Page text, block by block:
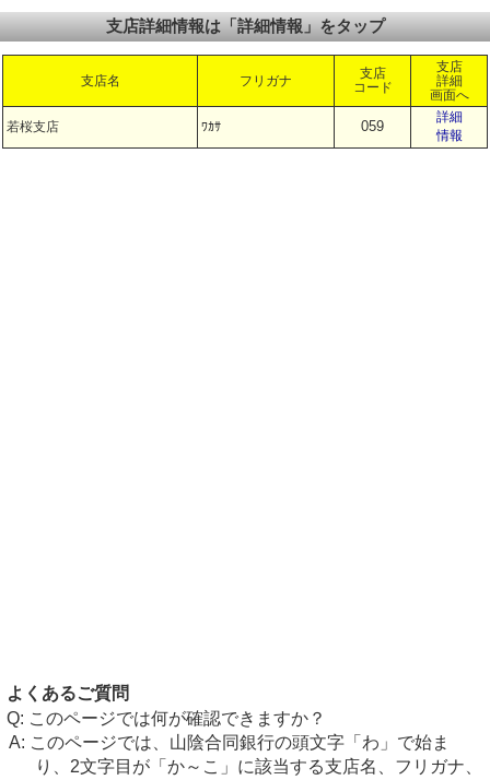
支店詳細情報は「詳細情報」をタップ
支店名 フリガナ
支店
コード
支店
詳細
画面へ
若桜支店 ﾜｶｻ 059
詳細
情報
よくあるご質問
このページでは何が確認できますか？
このページでは、山陰合同銀行の頭文字「わ」で始ま
り、2文字目が「か～こ」に該当する支店名、フリガナ、